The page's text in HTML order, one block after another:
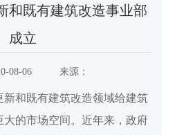
和既有建筑改造事业部
成立
08-06 来源：
新和既有建筑改造领域给建筑
大的市场空间。近年来，政府